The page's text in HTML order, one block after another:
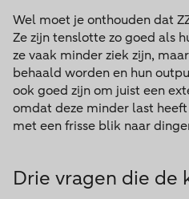
Wel moet je onthouden dat
Ze zijn tenslotte zo goed als
ze vaak minder ziek zijn,
behaald worden en hun
ook goed zijn om juist een
omdat deze minder last
met een frisse blik naar
Drie vragen die de